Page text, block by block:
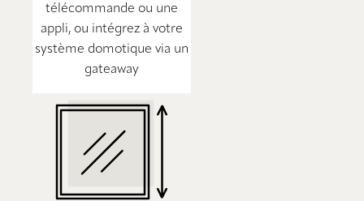
télécommande ou une
appli, ou intégrez à votre
système domotique via un
gateaway